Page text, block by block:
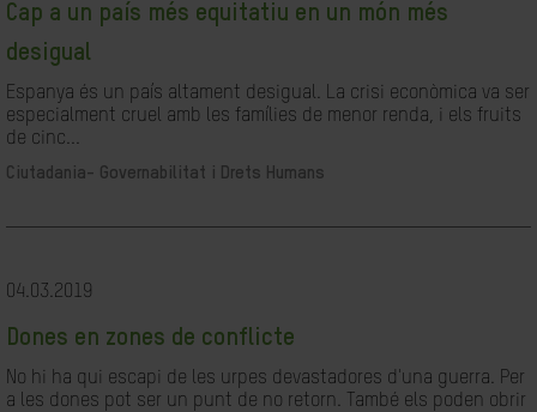
Cap a un país més equitatiu en un món més
desigual
Espanya és un país altament desigual. La crisi econòmica va ser
especialment cruel amb les famílies de menor renda, i els fruits
de cinc...
Ciutadania- Governabilitat i Drets Humans
04.03.2019
Dones en zones de conflicte
No hi ha qui escapi de les urpes devastadores d'una guerra. Per
a les dones pot ser un punt de no retorn. També els poden obrir